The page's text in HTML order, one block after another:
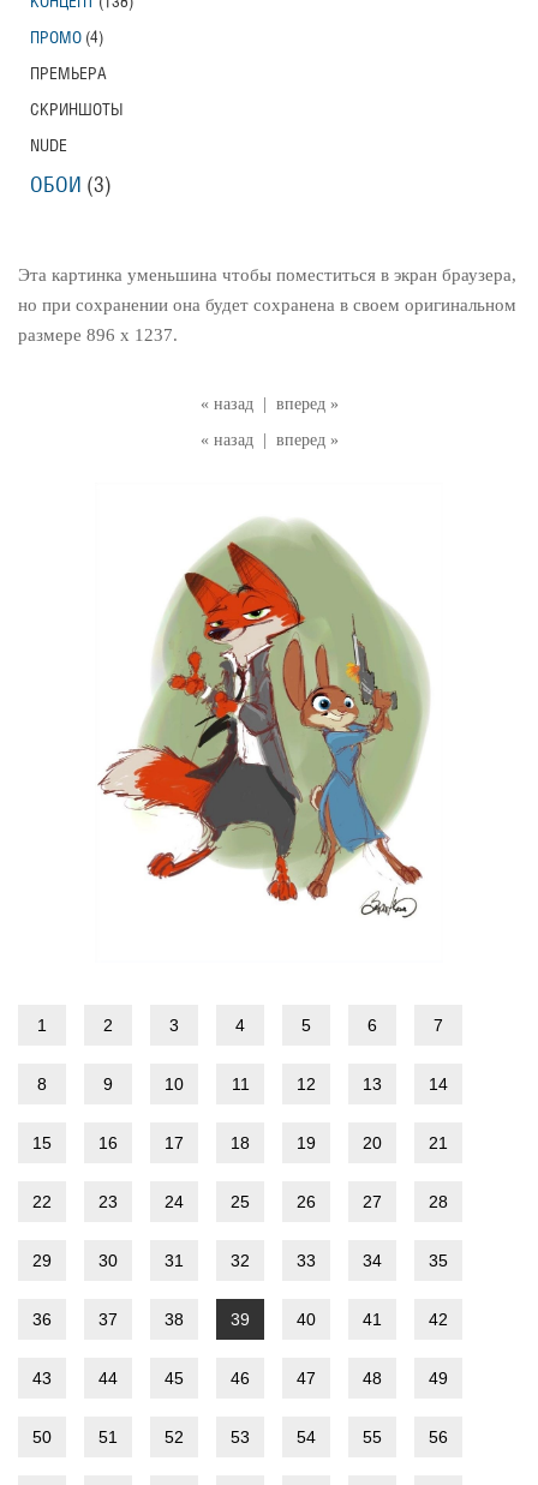
« назад
вперед »
« назад
вперед »
Эта картинка уменьшина чтобы поместиться в экран браузера,
но при сохранении она будет сохранена в своем оригинальном
размере 896 x 1237.
1 2 3 4 5 6 7
8 9 10 11 12 13 14
15 16 17 18 19 20 21
22 23 24 25 26 27 28
29 30 31 32 33 34 35
36 37 38 39 40 41 42
43 44 45 46 47 48 49
50 51 52 53 54 55 56
ПРОМО (4)
ПРЕМЬЕРА
СКРИНШОТЫ
NUDE
ОБОИ (3)